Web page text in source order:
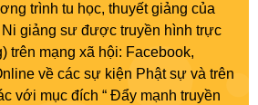
trình tu học, thuyết giảng của
giảng sư được truyền hình trực
trên mạng xã hội: Facebook,
về các sự kiện Phật sự và trên
với mục đích “ Đẩy mạnh truyền